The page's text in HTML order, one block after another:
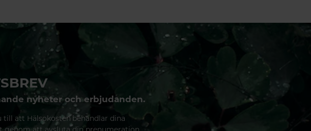
nyheter och erbjudanden.
att Hälsokosten behandlar dina